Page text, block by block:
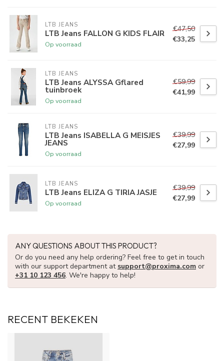
LTB JEANS
LTB Jeans FALLON G KIDS FLAIR
Op voorraad
€47,50
€33,25
LTB JEANS
LTB Jeans ALYSSA Gflared
tuinbroek
Op voorraad
€59,99
€41,99
LTB JEANS
LTB Jeans ISABELLA G MEISJES
JEANS
Op voorraad
€39,99
€27,99
LTB JEANS
LTB Jeans ELIZA G TIRIA JASJE
Op voorraad
€39,99
€27,99
ANY QUESTIONS ABOUT THIS PRODUCT?
Or do you need any help ordering? Feel free to get in touch
with our support department at support@proxima.com or
+31 10 123 456. We're happy to help!
RECENT BEKEKEN